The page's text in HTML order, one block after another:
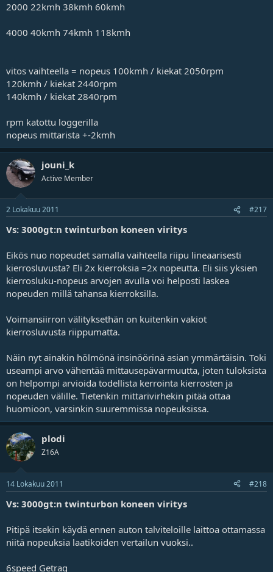
2000 22kmh 38kmh 60kmh
4000 40kmh 74kmh 118kmh
vitos vaihteella = nopeus 100kmh / kiekat 2050rpm
120kmh / kiekat 2440rpm
140kmh / kiekat 2840rpm
rpm katottu loggerilla
nopeus mittarista +-2kmh
jouni_k
Active Member
2 Lokakuu 2011 #217
Vs: 3000gt:n twinturbon koneen viritys
Eikös nuo nopeudet samalla vaihteella riipu lineaarisesti
kierrosluvusta? Eli 2x kierroksia =2x nopeutta. Eli siis yksien
kierrosluku-nopeus arvojen avulla voi helposti laskea
nopeuden millä tahansa kierroksilla.
Voimansiirron välityksethän on kuitenkin vakiot
kierrosluvusta riippumatta.
Näin nyt ainakin hölmönä insinöörinä asian ymmärtäisin. Toki
useampi arvo vähentää mittausepävarmuutta, joten tuloksista
on helpompi arvioida todellista kerrointa kierrosten ja
nopeuden välille. Tietenkin mittarivirhekin pitää ottaa
huomioon, varsinkin suuremmissa nopeuksissa.
plodi
Z16A
14 Lokakuu 2011 #218
Vs: 3000gt:n twinturbon koneen viritys
Pitipä itsekin käydä ennen auton talviteloille laittoa ottamassa
niitä nopeuksia laatikoiden vertailun vuoksi..
6speed Getrag